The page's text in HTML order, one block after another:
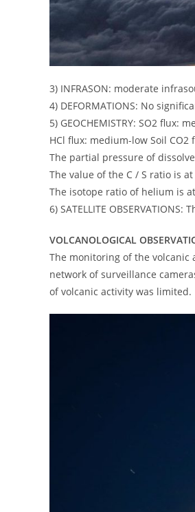
3) INFRASON: moderate
4) DEFORMATIONS: No
5) GEOCHEMISTRY: SO2 flux:
HCl flux: medium-low Soil
The partial pressure of
The value of the C / S ratio is
The isotope ratio of helium is
6) SATELLITE
VOLCANOLOGICAL
The monitoring of the volcanic
network of surveillance
of volcanic activity was limited.